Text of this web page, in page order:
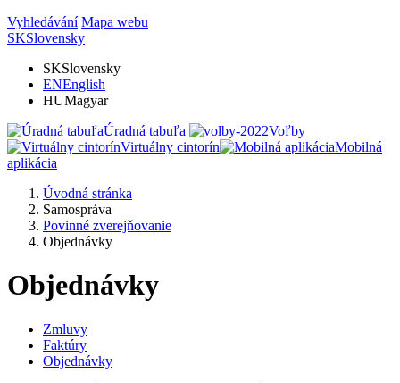
Vyhledávání Mapa webu
SKSlovensky
SKSlovensky
ENEnglish
HUMagyar
Úradná tabuľa
Voľby
Virtuálny cintorín
Mobilná
aplikácia
Úvodná stránka
Samospráva
Povinné zverejňovanie
Objednávky
Objednávky
Zmluvy
Faktúry
Objednávky